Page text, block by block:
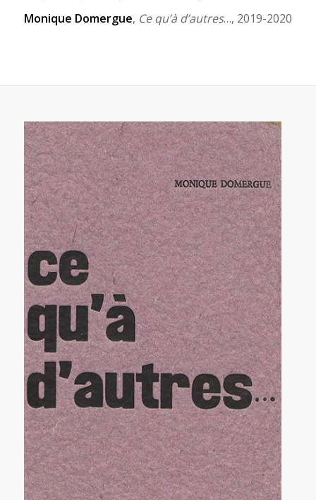
Monique Domergue, Ce qu’à d’autres…, 2019-2020